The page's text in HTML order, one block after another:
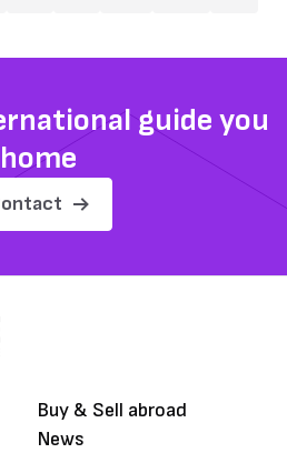
guide you
home
Buy & Sell abroad
News